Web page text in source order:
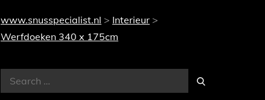
www.snusspecialist.nl > Interieur >
Werfdoeken 340 x 175cm
Search
for:
Search